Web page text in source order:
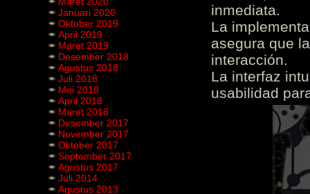
Januari 2020
Oktober 2019
April 2019
Maret 2019
Desember 2018
Agustus 2018
Juli 2018
Mei 2018
April 2018
Maret 2018
Desember 2017
November 2017
Oktober 2017
September 2017
Agustus 2017
Juli 2014
Agustus 2013
inmediata.
La
asegura que
interacción.
La interfaz
usabilidad